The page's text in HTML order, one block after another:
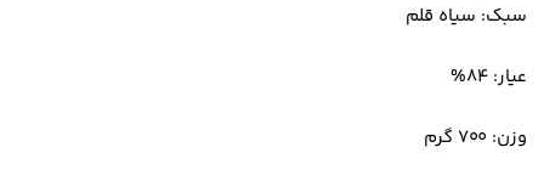
سبک: سیاه قلم
عیار: 84%
وزن: 700 گرم